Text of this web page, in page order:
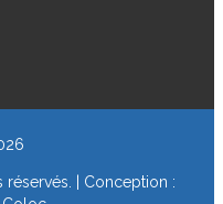
réservés. | Conception :